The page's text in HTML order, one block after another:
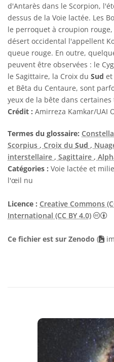
d'Antarès dans le Scorpion,
dessus de la Voie lactée. Les
le perroquet à croupion
désert occidental l'appellent
queue rouge. En outre,
peuvent être observées : le
le Sagittaire, la Croix du Sud et
et Bêta du Centaure, sont
yeux de la bête dans
Crédit : Amirreza Kamkar/UAI
Termes du glossaire:
Scorpius , Croix du Sud ,
interstellaire , Sagittaire ,
Catégories : Voie lactée et
l'œil nu
Licence : Creative Commons
International (CC BY 4.0)
Ce fichier est sur Zenodo (